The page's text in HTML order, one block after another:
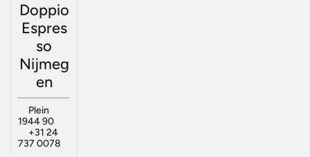
Doppio
Espres
so
Nijmeg
en
Plein
1944 90
+31 24
737 0078